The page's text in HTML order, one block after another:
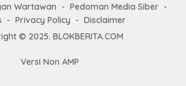
Wartawan
Pedoman Media Siber
Privacy Policy
Disclaimer
© 2025. BLOKBERITA.COM
Versi Non AMP